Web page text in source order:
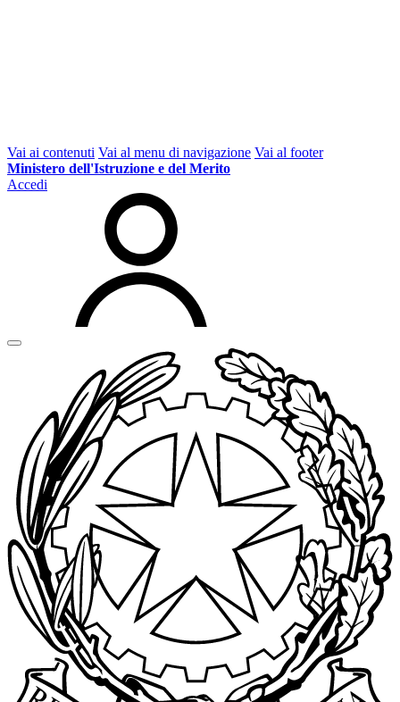
Vai ai contenuti Vai al menu di navigazione Vai al footer
Ministero dell'Istruzione e del Merito
Accedi